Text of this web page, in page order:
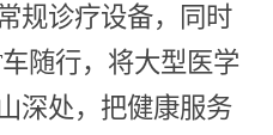
规诊疗设备，同时
随行，将大型医学
深处，把健康服务